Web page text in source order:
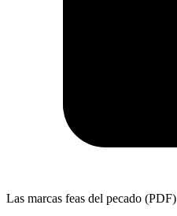
Las marcas feas del pecado (PDF)